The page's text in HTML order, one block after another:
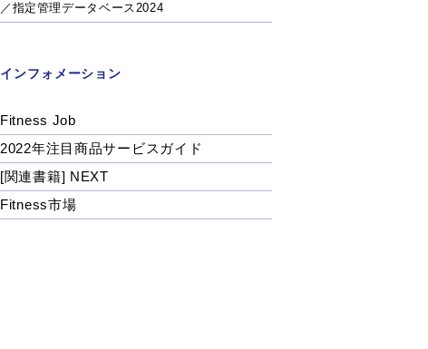
／指定管理データベース2024
インフォメーション
Fitness Job
2022年注目商品サービスガイド
[関連書籍] NEXT
Fitness市場